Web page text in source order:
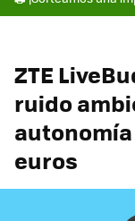
ZTE
ruido
euros